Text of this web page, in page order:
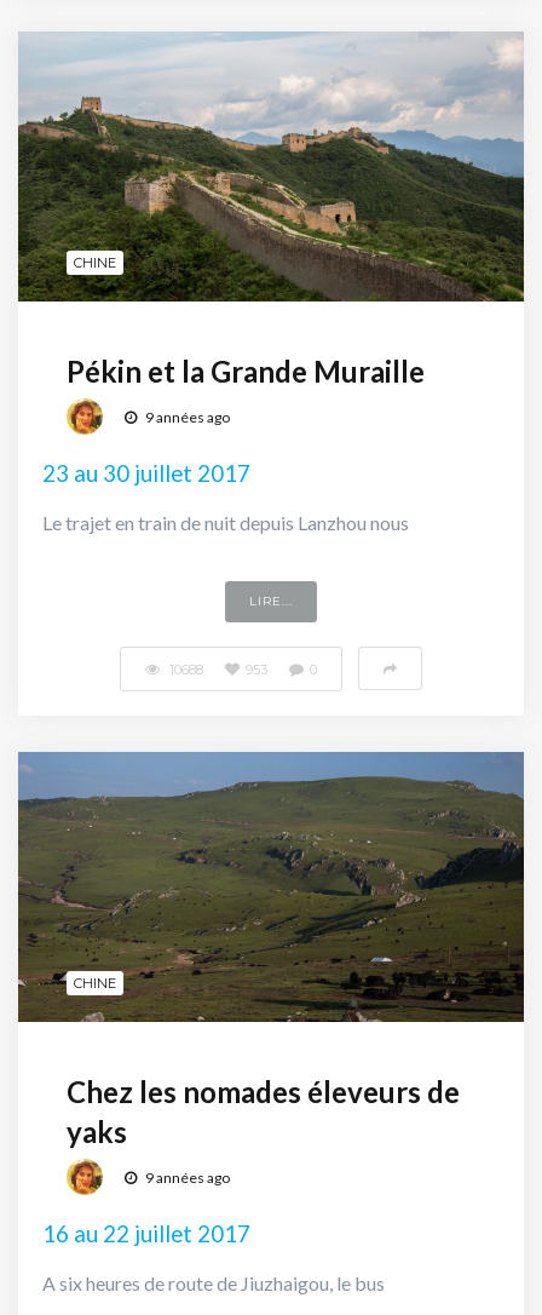
CHINE
Pékin et la Grande Muraille
9 années ago
23 au 30 juillet 2017
Le trajet en train de nuit depuis Lanzhou nous
LIRE...
10688 953 0
CHINE
Chez les nomades éleveurs de
yaks
9 années ago
16 au 22 juillet 2017
A six heures de route de Jiuzhaigou, le bus